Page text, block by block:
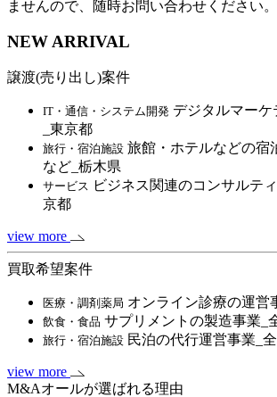
ませんので、随時お問い合わせください。
NEW ARRIVAL
譲渡(売り出し)案件
IT・通信・システム開発 デジタルマー
_東京都
旅行・宿泊施設 旅館・ホテルなどの宿
など_栃木県
サービス ビジネス関連のコンサルテ
京都
view more
買取希望案件
医療・調剤薬局 オンライン診療の運営
飲食・食品 サプリメントの製造事業_
旅行・宿泊施設 民泊の代行運営事業_
view more
M&Aオールが選ばれる理由